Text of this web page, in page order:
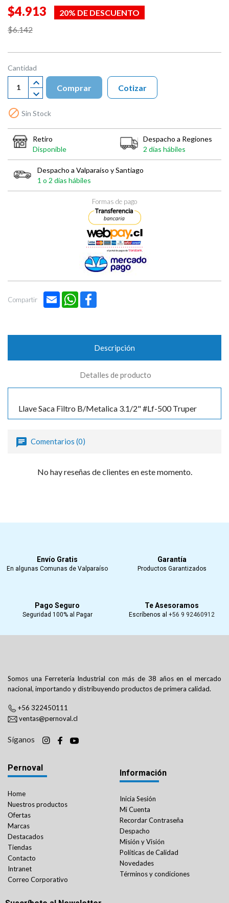
$4.913
20% DE DESCUENTO
$6.142
Cantidad
Comprar
 Sin Stock
Cotizar
Retiro
Disponible
Despacho a Regiones
2 días hábiles
Despacho a Valparaíso y Santiago
1 o 2 días hábiles
Formas de pago
Compartir Email WhatsApp
Descripción
Detalles de producto
Llave Saca Filtro B/Metalica 3.1/2" #Lf-500 Truper
Comentarios (0)
No hay reseñas de clientes en este momento.
Envío Gratis
En algunas Comunas de Valparaíso
Garantía
Productos Garantizados
Pago Seguro
Seguridad 100% al Pagar
Te Asesoramos
Escríbenos al +56 9 92460912
Somos una Ferretería Industrial con más de 38 años en el mercado
nacional, importando y distribuyendo productos de primera calidad.
+56 322450111
ventas@pernoval.cl
Síganos
Pernoval
Home
Nuestros productos
Ofertas
Marcas
Destacados
Tiendas
Contacto
Intranet
Correo Corporativo
Información
Inicia Sesión
Mi Cuenta
Recordar Contraseña
Despacho
Misión y Visión
Políticas de Calidad
Novedades
Términos y condiciones